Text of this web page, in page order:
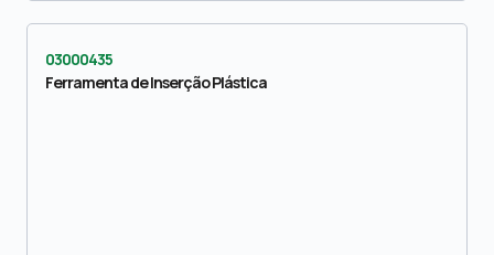
03000435
Ferramenta de Inserção Plástica